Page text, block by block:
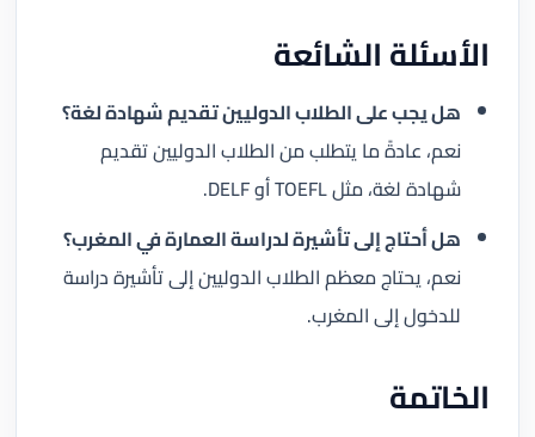
الأسئلة الشائعة
هل يجب على الطلاب الدوليين تقديم شهادة لغة؟
نعم، عادةً ما يتطلب من الطلاب الدوليين تقديم
شهادة لغة، مثل TOEFL أو DELF.
هل أحتاج إلى تأشيرة لدراسة العمارة في المغرب؟
نعم، يحتاج معظم الطلاب الدوليين إلى تأشيرة دراسة
للدخول إلى المغرب.
الخاتمة